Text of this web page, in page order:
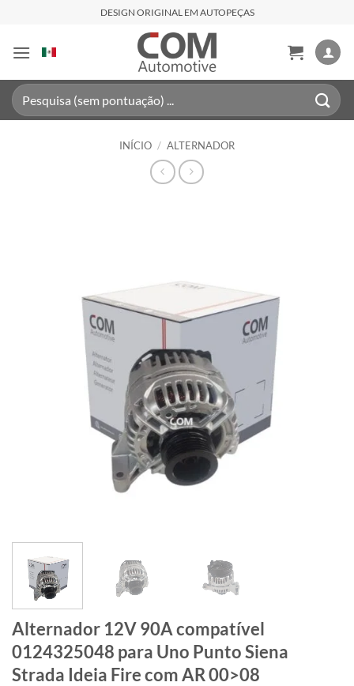
content
DESIGN ORIGINAL EM AUTOPEÇAS
Pesquisar
por:
INÍCIO / ALTERNADOR
Alternador 12V 90A compatível
0124325048 para Uno Punto Siena
Strada Ideia Fire com AR 00>08